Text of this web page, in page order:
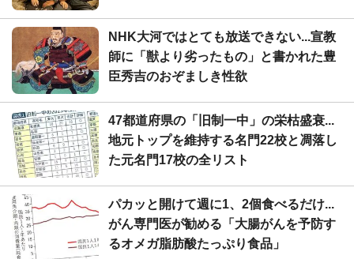
NHK大河ではとても放送できない...宣教
師に「獣より劣ったもの」と書かれた豊
臣秀吉のおぞましき性欲
47都道府県の「旧制一中」の栄枯盛衰...
地元トップを維持する名門22校と凋落し
た元名門17校の全リスト
パカッと開けて週に1、2個食べるだけ...
がん専門医が勧める「大腸がんを予防す
るオメガ脂肪酸たっぷり食品」